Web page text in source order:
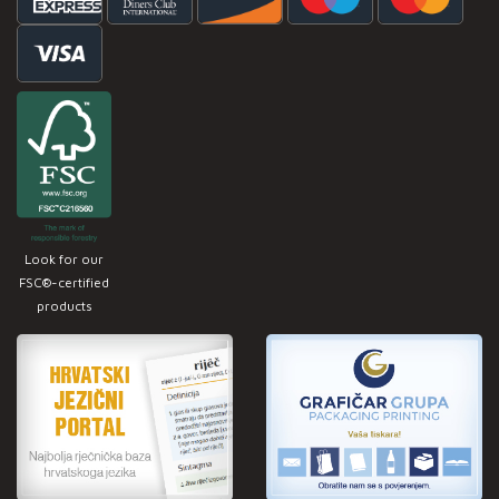
Look for our
FSC®-certified
products